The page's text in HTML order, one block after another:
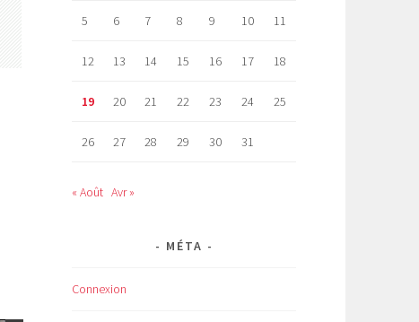
5 6 7 8 9 10 11
12 13 14 15 16 17 18
19 20 21 22 23 24 25
26 27 28 29 30 31
« Août Avr »
MÉTA
Connexion